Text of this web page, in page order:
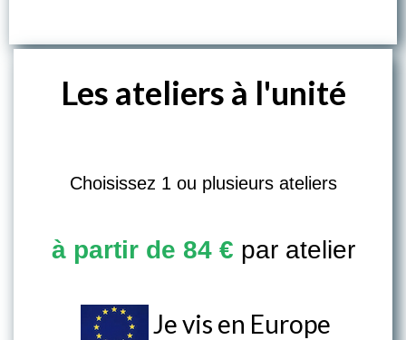
Les ateliers à l'unité
Choisissez 1 ou plusieurs ateliers
à partir de 84 € par atelier
Je vis en Europe